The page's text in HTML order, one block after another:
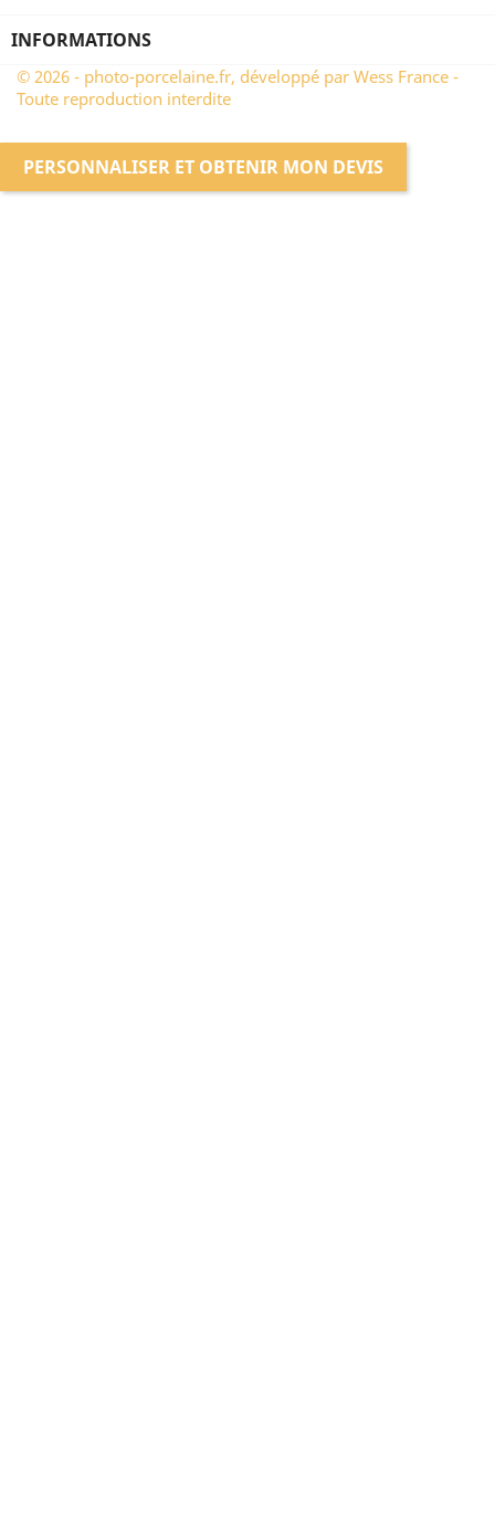
INFORMATIONS
© 2026 - photo-porcelaine.fr, développé par Wess France -
Toute reproduction interdite
PERSONNALISER ET OBTENIR MON DEVIS